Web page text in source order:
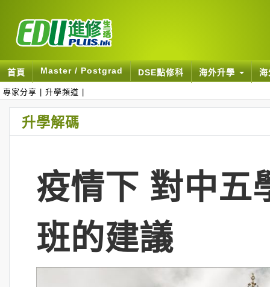
首頁 Master / Postgrad DSE點修科 海外升學
專家分享 升學頻道
升學解碼
疫情下 對中五
班的建議